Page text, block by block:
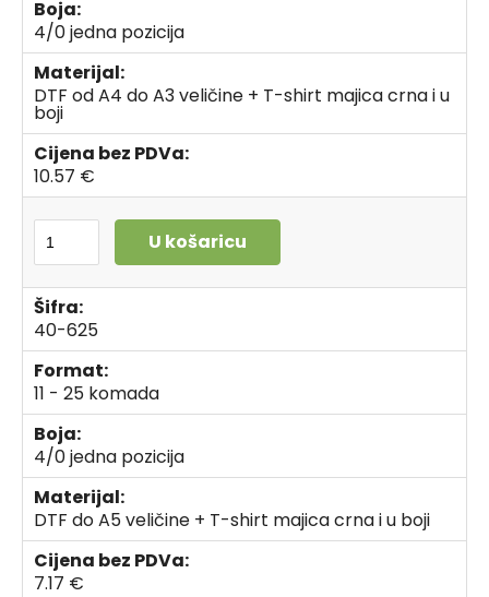
Boja:
4/0 jedna pozicija
Materijal:
DTF od A4 do A3 veličine + T-shirt majica crna i u
boji
Cijena bez PDVa:
10.57 €
U košaricu
Šifra:
40-625
Format:
11 - 25 komada
Boja:
4/0 jedna pozicija
Materijal:
DTF do A5 veličine + T-shirt majica crna i u boji
Cijena bez PDVa:
7.17 €